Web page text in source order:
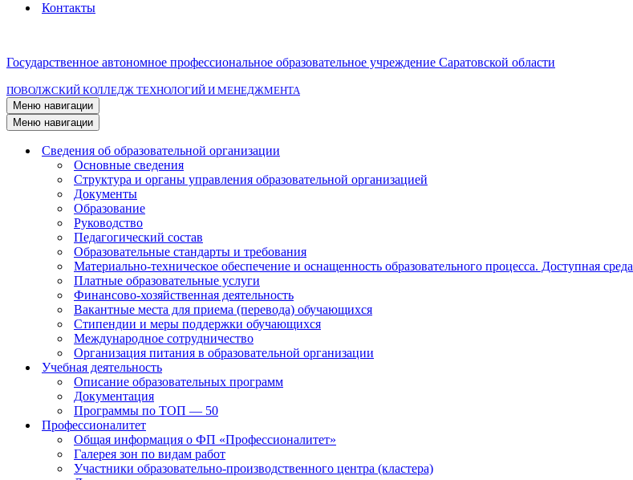
Контакты
Государственное автономное профессиональное образовательное учреждение Саратовской области
ПОВОЛЖСКИЙ КОЛЛЕДЖ ТЕХНОЛОГИЙ И МЕНЕДЖМЕНТА
Меню навигации
Меню навигации
Сведения об образовательной организации
Основные сведения
Структура и органы управления образовательной организацией
Документы
Образование
Руководство
Педагогический состав
Образовательные стандарты и требования
Материально-техническое обеспечение и оснащенность образовательного процесса. Доступная среда
Платные образовательные услуги
Финансово-хозяйственная деятельность
Вакантные места для приема (перевода) обучающихся
Стипендии и меры поддержки обучающихся
Международное сотрудничество
Организация питания в образовательной организации
Учебная деятельность
Описание образовательных программ
Документация
Программы по ТОП — 50
Профессионалитет
Общая информация о ФП «Профессионалитет»
Галерея зон по видам работ
Участники образовательно-производственного центра (кластера)